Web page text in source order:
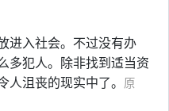
进入社会。不过没有办
多犯人。除非找到适当资
沮丧的现实中了。 原